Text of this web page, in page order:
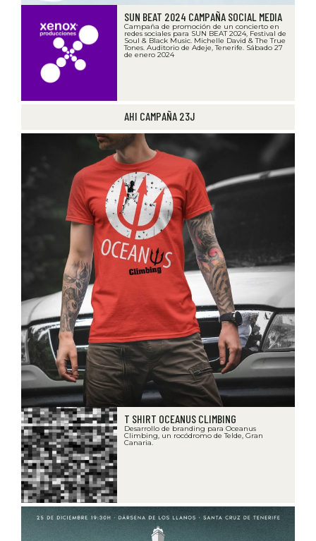
SUN BEAT 2024 CAMPAÑA SOCIAL MEDIA
Campaña de promoción de un concierto en
redes sociales para SUN BEAT 2024, Festival de
Soul & Black Music. Michelle David & The True
Tones. Auditorio de Adeje, Tenerife. Sábado 27
de enero 2024
AHI CAMPAÑA 23J
T SHIRT OCEANUS CLIMBING
Desarrollo de branding para Oceanus
Climbing, un rocódromo de Telde, Gran
Canaria.